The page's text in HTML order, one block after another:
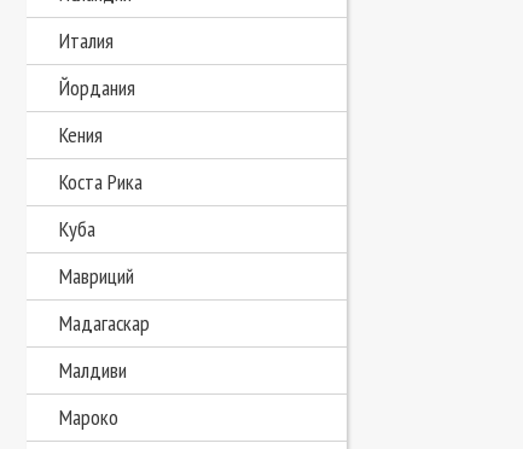
Италия
Йордания
Кения
Коста Рика
Куба
Мавриций
Мадагаскар
Малдиви
Мароко